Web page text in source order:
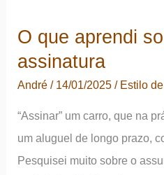
O que aprendi
assinatura
André/ 14/01/2025/ Estilo
“Assinar” um carro, que na
um aluguel de longo prazo,
Pesquisei muito sobre o